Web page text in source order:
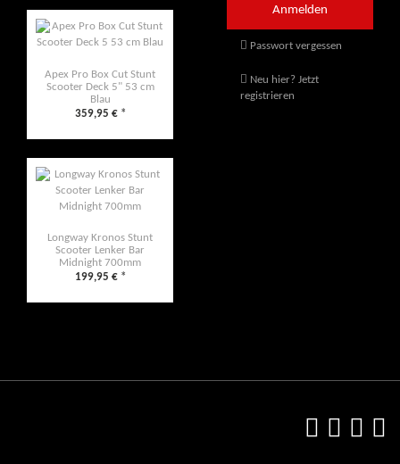
Apex Pro Box Cut Stunt
Scooter Deck 5" 53 cm
Blau
359,95 € *
Longway Kronos Stunt
Scooter Lenker Bar
Midnight 700mm
199,95 € *
Passwort vergessen
Neu hier? Jetzt
registrieren